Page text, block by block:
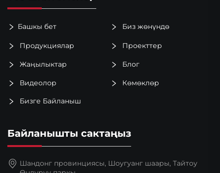
Башкы бет Биз жөнүндө
Продукциялар Проекттер
Жаңылыктар Блог
Видеолор Көмөклөр
Бизге Байланыш
Байланышты сактаңыз
Шандонг провинциясы, Шоугуанг шаары, Тайтоу